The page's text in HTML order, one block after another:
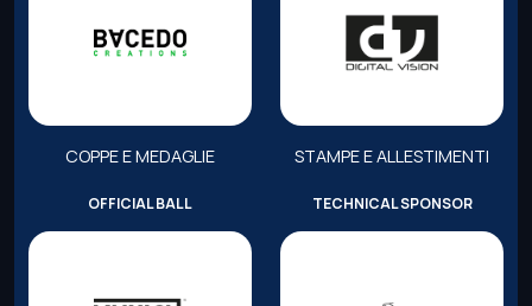
COPPE E MEDAGLIE STAMPE E ALLESTIMENTI
OFFICIAL BALL TECHNICAL SPONSOR